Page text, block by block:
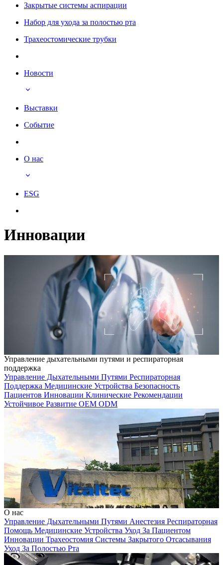
Закрытые системы аспирации
Набор для ухода за полостью рта
Трахеостомические трубки
Новости
Выставки
Событие
О нас
ESG
Инновации
Управление дыхательными путями и респираторная
поддержка
Управление Дыхательными Путями Респираторная
Поддержка Медицинские Устройства Безопасность
Пациентов Инновации Клинические Рекомендации
Устойчивое Развитие OEM ODM
О нас
Управление Дыхательными Путями Анестезия Респираторная
Помощь Медицинские Устройства Уход За Пациентом
Инновации Трахеостомия Системы Закрытого Отсасывания
Уход За Полостью Рта